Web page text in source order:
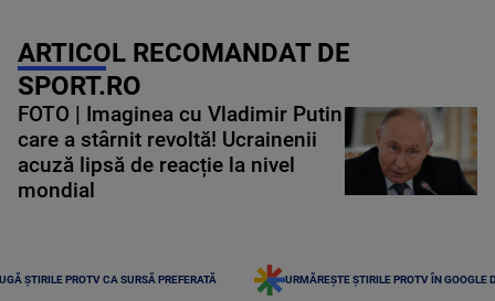
ARTICOL RECOMANDAT DE
SPORT.RO
FOTO | Imaginea cu Vladimir Putin
care a stârnit revoltă! Ucrainenii
acuză lipsă de reacție la nivel
mondial
ȘTIRILE PROTV CA SURSĂ PREFERATĂ URMĂREȘTE ȘTIRILE PROTV ÎN GOOGLE